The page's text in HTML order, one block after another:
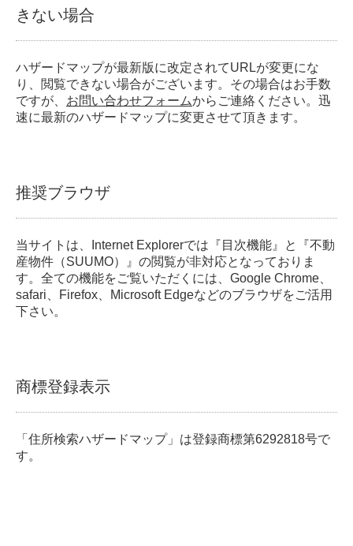
きない場合
ハザードマップが最新版に改定されてURLが変更にな
り、閲覧できない場合がございます。その場合はお手数
ですが、 お問い合わせフォームからご連絡ください。迅
速に最新のハザードマップに変更させて頂きます。
推奨ブラウザ
当サイトは、Internet Explorerでは『目次機能』と『不動
産物件（SUUMO）』の閲覧が非対応となっておりま
す。全ての機能をご覧いただくには、Google Chrome、
safari、Firefox、Microsoft Edgeなどのブラウザをご活用
下さい。
商標登録表示
「住所検索ハザードマップ」は登録商標第6292818号で
す。